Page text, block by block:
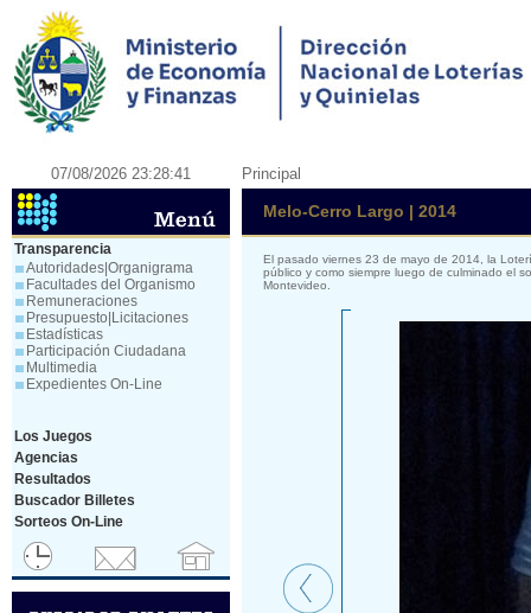
07/08/2026 23:28:41 Principal
Transparencia
Autoridades|Organigrama
Facultades del Organismo
Remuneraciones
Presupuesto|Licitaciones
Estadísticas
Participación Ciudadana
Multimedia
Expedientes On-Line
Los Juegos
Agencias
Resultados
Buscador Billetes
Sorteos On-Line
Melo-Cerro Largo | 2014
El pasado viernes 23 de mayo de 2014, la
público y como siempre luego de culminado el
Montevideo.